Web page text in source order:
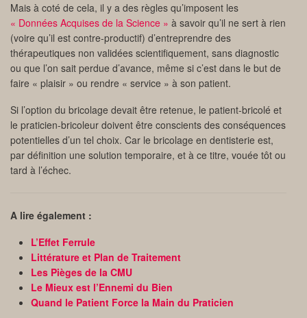
Mais à coté de cela, il y a des règles qu’imposent les
« Données Acquises de la Science » à savoir qu’il ne sert à rien
(voire qu’il est contre-productif) d’entreprendre des
thérapeutiques non validées scientifiquement, sans diagnostic
ou que l’on sait perdue d’avance, même si c’est dans le but de
faire « plaisir » ou rendre « service » à son patient.
Si l’option du bricolage devait être retenue, le patient-bricolé et
le praticien-bricoleur doivent être conscients des conséquences
potentielles d’un tel choix. Car le bricolage en dentisterie est,
par définition une solution temporaire, et à ce titre, vouée tôt ou
tard à l’échec.
A lire également :
L’Effet Ferrule
Littérature et Plan de Traitement
Les Pièges de la CMU
Le Mieux est l’Ennemi du Bien
Quand le Patient Force la Main du Praticien